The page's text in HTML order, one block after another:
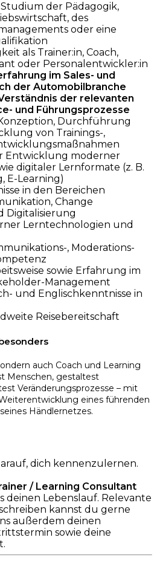
der Pädagogik,
des
oder eine
als Trainer:in, Coach,
oder Personalentwickler:in
im Sales- und
der Automobilbranche
der relevanten
und Führungsprozesse
Durchführung
von Trainings-,
Entwicklung moderner
digitaler Lernformate (z. B.
E-Learning)
in den Bereichen
Change
Digitalisierung
Lerntechnologien und
, Moderations-
sowie Erfahrung im
Management
und Englischkenntnisse in
Reisebereitschaft
auch Coach und Learning
Menschen, gestaltest
Veränderungsprozesse – mit
eines führenden
Händlernetzes.
dich kennenzulernen.
/ Learning Consultant
deinen Lebenslauf. Relevante
kannst du gerne
außerdem deinen
sowie deine